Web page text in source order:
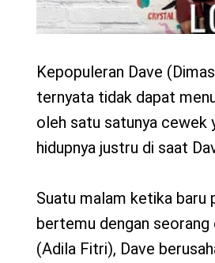
Kepopuleran Dave
ternyata tidak dapat
oleh satu satunya cewek
hidupnya justru di saat
Suatu malam ketika baru
bertemu dengan seorang
(Adila Fitri), Dave